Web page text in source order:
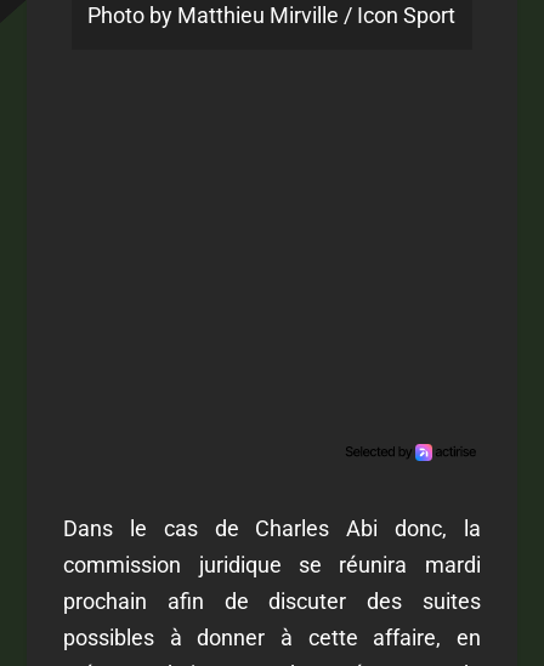
Photo by Matthieu Mirville / Icon Sport
Dans le cas de Charles Abi donc, la
commission juridique se réunira mardi
prochain afin de discuter des suites
possibles à donner à cette affaire, en